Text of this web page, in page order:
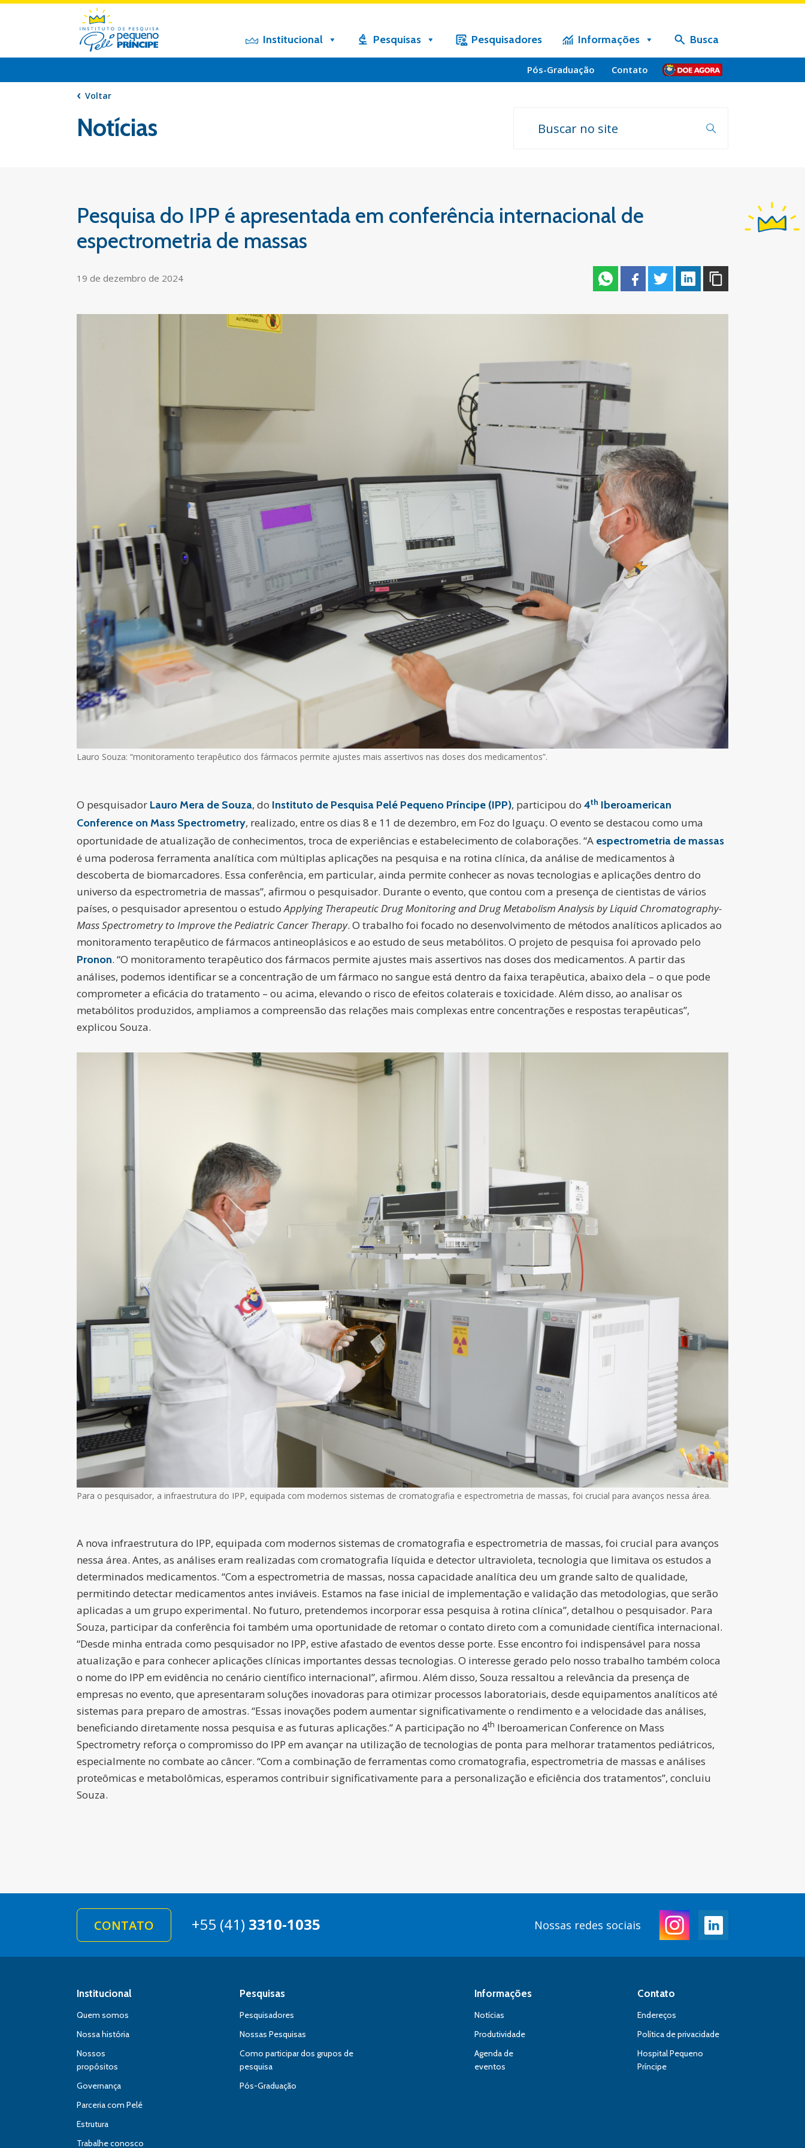
Institucional Pesquisas Pesquisadores Informações Busca
Pós-Graduação Contato Doe
Voltar
Notícias
Pesquisa do IPP é apresentada em conferência internacional de
espectrometria de massas
19 de dezembro de 2024
Lauro Souza: “monitoramento terapêutico dos fármacos permite ajustes mais assertivos nas doses dos medicamentos”.
O pesquisador Lauro Mera de Souza, do Instituto de Pesquisa Pelé Pequeno Príncipe (IPP), participou do 4th Iberoamerican
Conference on Mass Spectrometry, realizado, entre os dias 8 e 11 de dezembro, em Foz do Iguaçu. O evento se destacou como uma
oportunidade de atualização de conhecimentos, troca de experiências e estabelecimento de colaborações. “A espectrometria de massas
é uma poderosa ferramenta analítica com múltiplas aplicações na pesquisa e na rotina clínica, da análise de medicamentos à
descoberta de biomarcadores. Essa conferência, em particular, ainda permite conhecer as novas tecnologias e aplicações dentro do
universo da espectrometria de massas”, afirmou o pesquisador. Durante o evento, que contou com a presença de cientistas de vários
países, o pesquisador apresentou o estudoApplying Therapeutic Drug Monitoring and Drug Metabolism Analysis by Liquid Chromatography-
Mass Spectrometry to Improve the Pediatric Cancer Therapy. O trabalho foi focado no desenvolvimento de métodos analíticos aplicados ao
monitoramento terapêutico de fármacos antineoplásicos e ao estudo de seus metabólitos. O projeto de pesquisa foi aprovado pelo
Pronon. “O monitoramento terapêutico dos fármacos permite ajustes mais assertivos nas doses dos medicamentos. A partir das
análises, podemos identificar se a concentração de um fármaco no sangue está dentro da faixa terapêutica, abaixo dela – o que pode
comprometer a eficácia do tratamento – ou acima, elevando o risco de efeitos colaterais e toxicidade. Além disso, ao analisar os
metabólitos produzidos, ampliamos a compreensão das relações mais complexas entre concentrações e respostas terapêuticas”,
explicou Souza.
Para o pesquisador, a infraestrutura do IPP, equipada com modernos sistemas de cromatografia e espectrometria de massas, foi crucial para avanços nessa área.
A nova infraestrutura do IPP, equipada com modernos sistemas de cromatografia e espectrometria de massas, foi crucial para avanços
nessa área. Antes, as análises eram realizadas com cromatografia líquida e detector ultravioleta, tecnologia que limitava os estudos a
determinados medicamentos. “Com a espectrometria de massas, nossa capacidade analítica deu um grande salto de qualidade,
permitindo detectar medicamentos antes inviáveis. Estamos na fase inicial de implementação e validação das metodologias, que serão
aplicadas a um grupo experimental. No futuro, pretendemos incorporar essa pesquisa à rotina clínica”, detalhou o pesquisador. Para
Souza, participar da conferência foi também uma oportunidade de retomar o contato direto com a comunidade científica internacional.
“Desde minha entrada como pesquisador no IPP, estive afastado de eventos desse porte. Esse encontro foi indispensável para nossa
atualização e para conhecer aplicações clínicas importantes dessas tecnologias. O interesse gerado pelo nosso trabalho também coloca
o nome do IPP em evidência no cenário científico internacional”, afirmou. Além disso, Souza ressaltou a relevância da presença de
empresas no evento, que apresentaram soluções inovadoras para otimizar processos laboratoriais, desde equipamentos analíticos até
sistemas para preparo de amostras. “Essas inovações podem aumentar significativamente o rendimento e a velocidade das análises,
beneficiando diretamente nossa pesquisa e as futuras aplicações.” A participação no 4th Iberoamerican Conference on Mass
Spectrometry reforça o compromisso do IPP em avançar na utilização de tecnologias de ponta para melhorar tratamentos pediátricos,
especialmente no combate ao câncer. “Com a combinação de ferramentas como cromatografia, espectrometria de massas e análises
proteômicas e metabolômicas, esperamos contribuir significativamente para a personalização e eficiência dos tratamentos”, concluiu
Souza.
CONTATO +55 (41) 3310-1035 Nossas redes sociais
Institucional
Quem somos
Nossa história
Nossos
propósitos
Governança
Parceria com Pelé
Estrutura
Trabalhe conosco
Pesquisas
Pesquisadores
Nossas Pesquisas
Como participar dos grupos de
pesquisa
Pós-Graduação
Informações
Notícias
Produtividade
Agenda de
eventos
Contato
Endereços
Política de privacidade
Hospital Pequeno
Príncipe